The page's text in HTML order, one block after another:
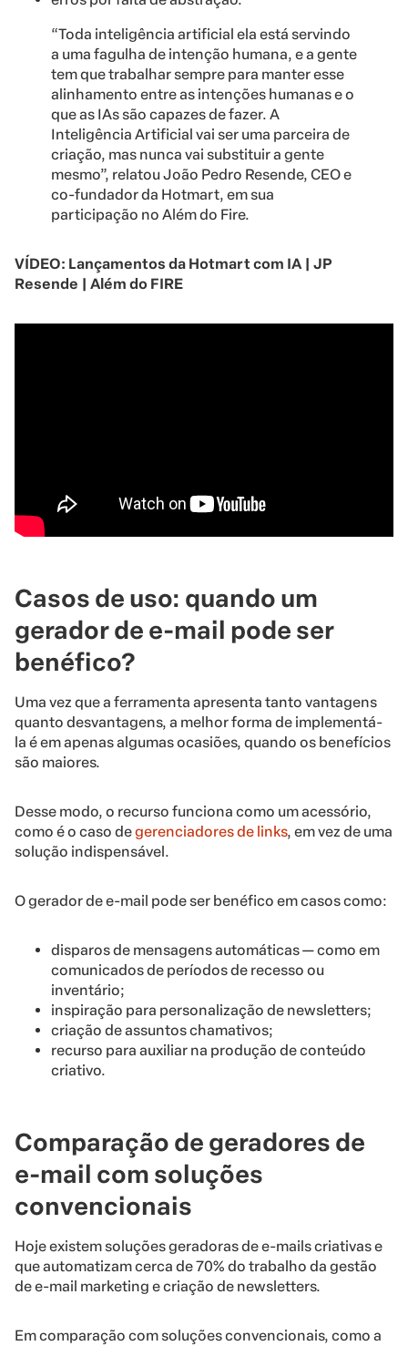
“Toda inteligência artificial ela está servindo
a uma fagulha de intenção humana, e a gente
tem que trabalhar sempre para manter esse
alinhamento entre as intenções humanas e o
que as IAs são capazes de fazer. A
Inteligência Artificial vai ser uma parceira de
criação, mas nunca vai substituir a gente
mesmo”, relatou João Pedro Resende, CEO e
co-fundador da Hotmart, em sua
participação no Além do Fire.
VÍDEO: Lançamentos da Hotmart com IA | JP
Resende | Além do FIRE
Casos de uso: quando um
gerador de e-mail pode ser
benéfico?
Uma vez que a ferramenta apresenta tanto vantagens
quanto desvantagens, a melhor forma de implementá-
la é em apenas algumas ocasiões, quando os benefícios
são maiores.
Desse modo, o recurso funciona como um acessório,
como é o caso degerenciadores de links, em vez de uma
solução indispensável.
O gerador de e-mail pode ser benéfico em casos como:
disparos de mensagens automáticas — como em
comunicados de períodos de recesso ou
inventário;
inspiração para personalização de newsletters;
criação de assuntos chamativos;
recurso para auxiliar na produção de conteúdo
criativo.
Comparação de geradores de
e-mail com soluções
convencionais
Hoje existem soluções geradoras de e-mails criativas e
que automatizam cerca de 70% do trabalho da gestão
de e-mail marketing e criação de newsletters.
Em comparação com soluções convencionais, como a